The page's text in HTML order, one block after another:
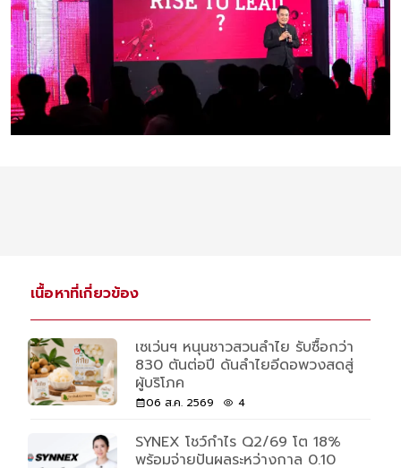
เนื้อหาที่เกี่ยวข้อง
เซเว่นฯ หนุนชาวสวนลำไย รับซื้อกว่า
830 ตันต่อปี ดันลำไยอีดอพวงสดสู่
ผู้บริโภค
06 ส.ค. 2569 4
SYNEX โชว์กำไร Q2/69 โต 18%
พร้อมจ่ายปันผลระหว่างกาล 0.10